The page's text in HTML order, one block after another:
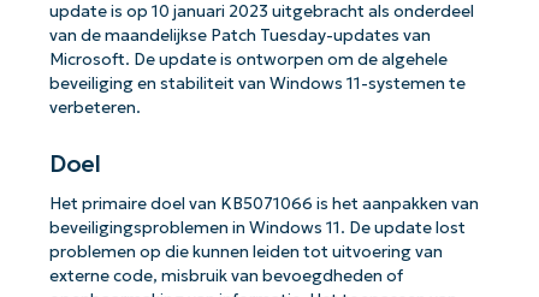
update is op 10 januari 2023 uitgebracht als onderdeel
van de maandelijkse Patch Tuesday-updates van
Microsoft. De update is ontworpen om de algehele
beveiliging en stabiliteit van Windows 11-systemen te
verbeteren.
Doel
Het primaire doel van KB5071066 is het aanpakken van
beveiligingsproblemen in Windows 11. De update lost
problemen op die kunnen leiden tot uitvoering van
externe code, misbruik van bevoegdheden of